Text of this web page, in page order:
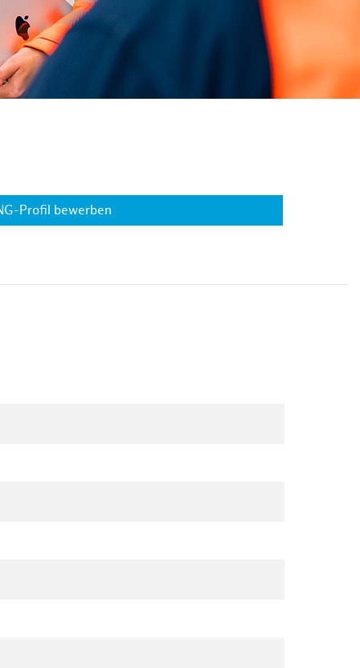
Profil bewerben